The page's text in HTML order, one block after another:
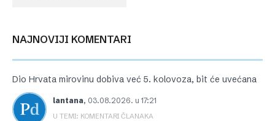
NAJNOVIJI KOMENTARI
Dio Hrvata mirovinu dobiva već 5. kolovoza, bit će uvećana
lantana, 03.08.2026. u 17:21
U TEMI: KOMENTARI ČLANAKA